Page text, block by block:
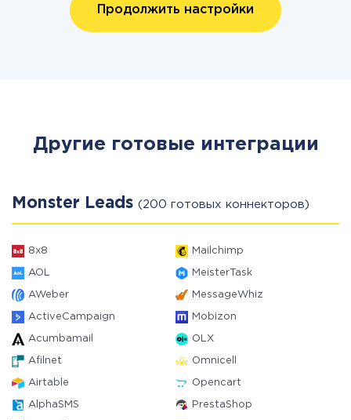
Продолжить настройки
Другие готовые интеграции
Monster Leads (200 готовых коннекторов)
8x8 Mailchimp
AOL MeisterTask
AWeber MessageWhiz
ActiveCampaign Mobizon
Acumbamail OLX
Afilnet Omnicell
Airtable Opencart
AlphaSMS PrestaShop